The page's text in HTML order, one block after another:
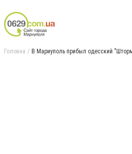
Головна В Мариуполь прибыл одесский